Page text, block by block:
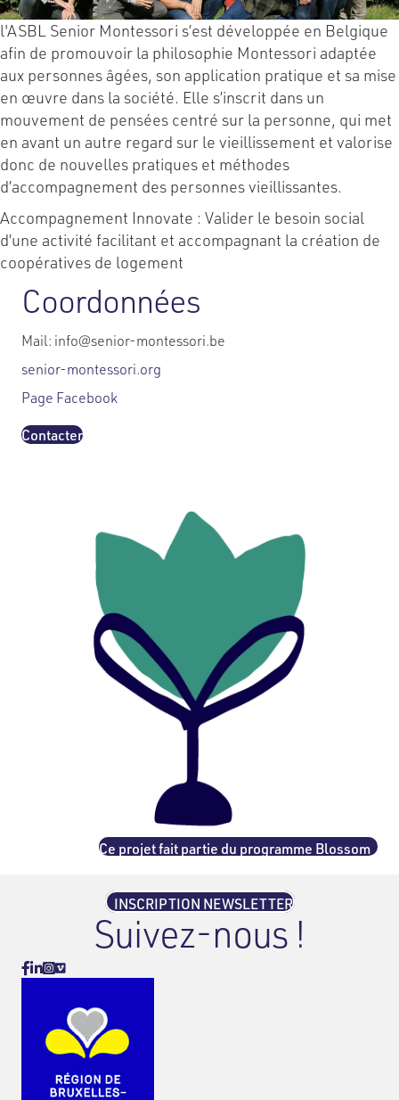
l'ASBL Senior Montessori s’est développée en Belgique
afin de promouvoir la philosophie Montessori adaptée
aux personnes âgées, son application pratique et sa mise
en œuvre dans la société. Elle s’inscrit dans un
mouvement de pensées centré sur la personne, qui met
en avant un autre regard sur le vieillissement et valorise
donc de nouvelles pratiques et méthodes
d’accompagnement des personnes vieillissantes.
Accompagnement Innovate : Valider le besoin social
d’une activité facilitant et accompagnant la création de
coopératives de logement
Coordonnées
Mail: info@senior-montessori.be
senior-montessori.org
Page Facebook
Contacter
Ce projet fait partie du programme Blossom
INSCRIPTION NEWSLETTER
Suivez-nous !
Facebook
Linkedin
Instagram
Vimeo